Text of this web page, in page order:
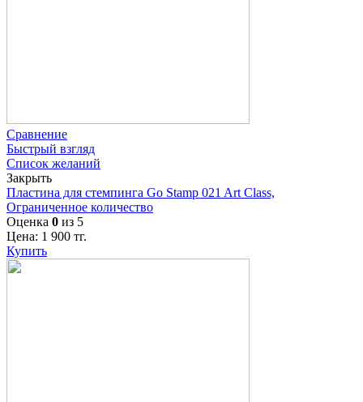
Сравнение
Быстрый взгляд
Список желаний
Закрыть
Пластина для стемпинга Go Stamp 021 Art Class,
Ограниченное количество
Оценка 0 из 5
Цена: 1 900 тг.
Купить